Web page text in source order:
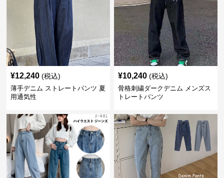
¥12,240 (税込)
薄手デニム ストレートパンツ 夏
用通気性
¥10,240 (税込)
骨格刺繍ダークデニム メンズス
トレートパンツ